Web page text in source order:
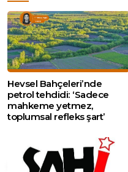
Hevsel Bahçeleri’nde
petrol tehdidi: ‘Sadece
mahkeme yetmez,
toplumsal refleks şart’